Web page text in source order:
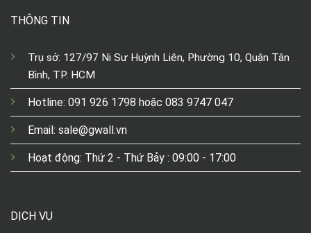
THÔNG TIN
Trụ sở: 127/97 Ni Sư Huỳnh Liên, Phường 10, Quận Tân
Bình, TP. HCM
Hotline: 091 926 1798 hoặc 083 9747 047
Email: sale@gwall.vn
Hoạt động: Thứ 2 - Thứ Bảy : 09:00 - 17:00
DỊCH VỤ